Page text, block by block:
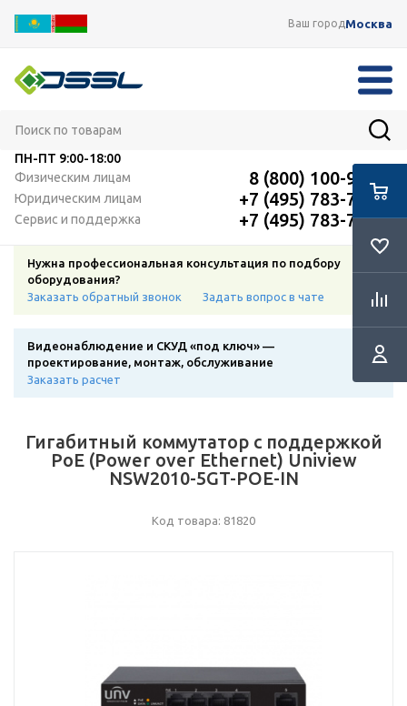
Ваш городМосква
ПН-ПТ 9:00-18:00
Физическим лицам
8 (800) 100-91-12
Юридическим лицам +7 (495) 783-72-87
Сервис и поддержка +7 (495) 783-72-87
Нужна профессиональная консультация по подбору
оборудования?
Заказать обратный звонок
Задать вопрос в чате
Видеонаблюдение и СКУД «под ключ» —
проектирование, монтаж, обслуживание
Заказать расчет
Гигабитный коммутатор с поддержкой
PoE (Power over Ethernet) Uniview
NSW2010-5GT-POE-IN
Код товара: 81820